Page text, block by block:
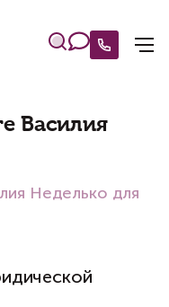
Василия
Неделько для